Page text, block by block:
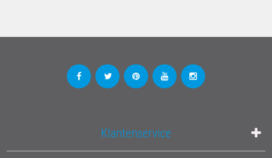
Klantenservice